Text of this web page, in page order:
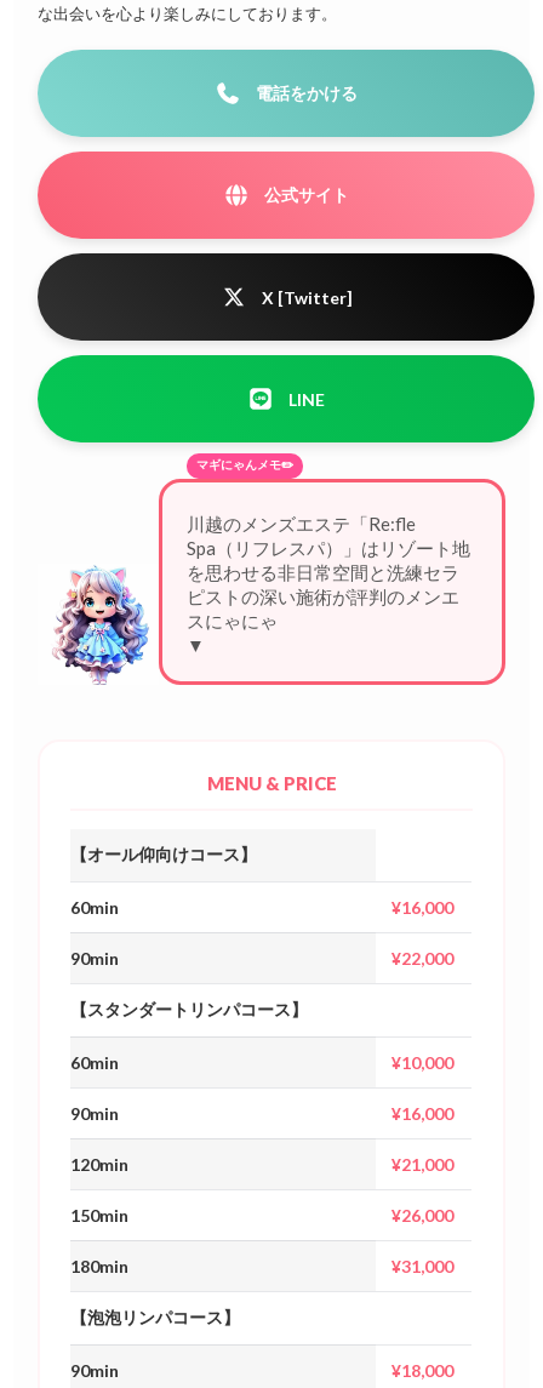
な出会いを心より楽しみにしております。
電話をかける
公式サイト
X [Twitter]
LINE
マギにゃんメモ✏️
川越のメンズエステ「Re:fle
Spa（リフレスパ）」はリゾート地
を思わせる非日常空間と洗練セラ
ピストの深い施術が評判のメンエ
スにゃにゃん！技術の先
▼
MENU & PRICE
【オール仰向けコース】
60min ¥16,000
90min ¥22,000
【スタンダートリンパコース】
60min ¥10,000
90min ¥16,000
120min ¥21,000
150min ¥26,000
180min ¥31,000
【泡泡リンパコース】
90min ¥18,000